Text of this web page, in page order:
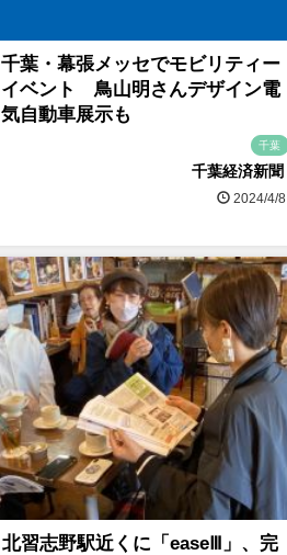
千葉・幕張メッセでモビリティー
イベント 鳥山明さんデザイン電
気自動車展示も
千葉
千葉経済新聞
2024/4/8
北習志野駅近くに「easeⅢ」、完